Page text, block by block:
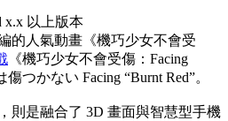
x.x 以上版本
的人氣動畫《機巧少女不會受
《機巧少女不會受傷：Facing
つかない Facing “Burnt Red”。
則是融合了 3D 畫面與智慧型手機